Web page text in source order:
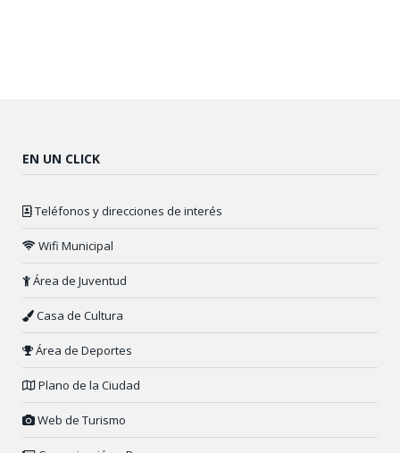
EN UN CLICK
Teléfonos y direcciones de interés
Wifi Municipal
Área de Juventud
Casa de Cultura
Área de Deportes
Plano de la Ciudad
Web de Turismo